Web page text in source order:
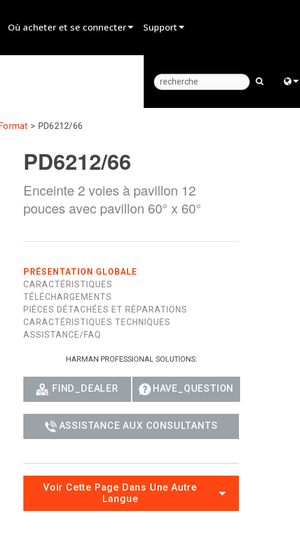
Où acheter et se connecter Support
Centre d’aide 24/7
Téléchargements
Garantie
> PD6212/66
PD6212/66
Enceinte 2 voies à pavillon 12
pouces avec pavillon 60° x 60°
PRÉSENTATION GLOBALE
CARACTÉRISTIQUES
TÉLÉCHARGEMENTS
PIÈCES DÉTACHÉES ET RÉPARATIONS
CARACTÉRISTIQUES TECHNIQUES
ASSISTANCE/FAQ
HARMAN PROFESSIONAL SOLUTIONS:
FIND_DEALER HAVE_QUESTION
ASSISTANCE AUX CONSULTANTS
Voir Cette Page Dans Une Autre
Langue